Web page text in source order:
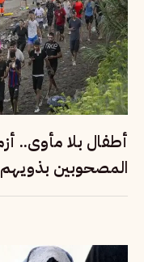
أطفال بلا مأوى..
المصحوبين